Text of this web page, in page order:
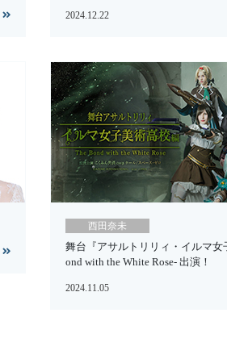
2024.12.22
西田奈未
舞台『アサルトリリィ・イルマ女
ond with the White Rose- 出演！
2024.11.05